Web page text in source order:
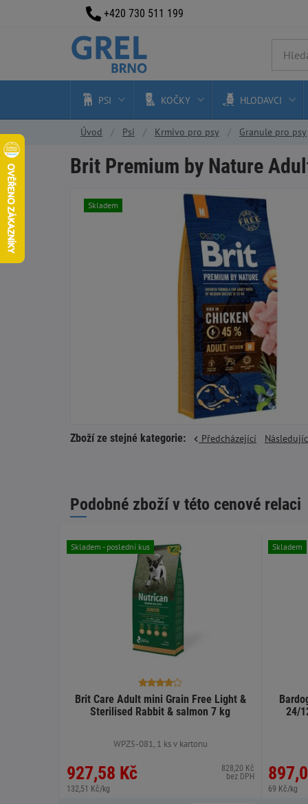
PSI KOČKY HLODAVCI
Úvod Psi Krmivo pro psy Granule pro psy
Brit Premium by Nature
Skladem
Zboží ze stejné kategorie: Předcházející
Podobné zboží v této cenové relaci
Brit Care Adult mini Grain Free Light &
Sterilised Rabbit & salmon 7 kg
WPZ5-081, 1 ks v kartonu
927,58 Kč
132,51 Kč/kg
828,20 Kč
bez DPH
Skladem - poslední kus
24/
69 Kč/kg
Skladem
+420 730 511 199